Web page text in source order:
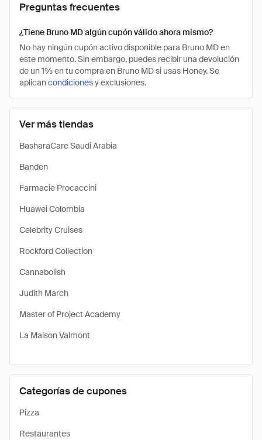
Ver más tiendas
BasharaCare Saudi Arabia
Banden
Farmacie Procaccini
Huawei Colombia
Celebrity Cruises
Rockford Collection
Cannabolish
Judith March
Master of Project Academy
La Maison Valmont
Categorías de cupones
Pizza
Restaurantes
Preguntas frecuentes
¿Tiene Bruno MD algún cupón válido ahora mismo?
No hay ningún cupón activo disponible para Bruno MD en
este momento. Sin embargo, puedes recibir una devolución
de un 1% en tu compra en Bruno MD si usas Honey. Se
aplicancondicionesy exclusiones.